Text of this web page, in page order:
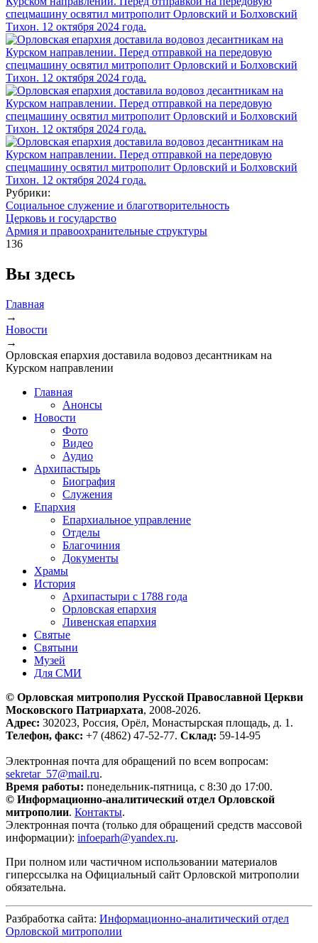
Рубрики:
Социальное служение и благотворительность
Церковь и государство
Армия и правоохранительные структуры
136
Вы здесь
Главная
→
Новости
→
Орловская епархия доставила водовоз десантникам на
Курском направлении
Главная
Анонсы
Новости
Фото
Видео
Аудио
Архипастырь
Биография
Служения
Епархия
Епархиальное управление
Отделы
Благочиния
Документы
Храмы
История
Архипастыри с 1788 года
Орловская епархия
Ливенская епархия
Святые
Святыни
Музей
Для СМИ
© Орловская митрополия Русской Православной Церкви
Московского Патриархата, 2008-2026.
Адрес: 302023, Россия, Орёл, Монастырская площадь, д. 1.
Телефон, факс: +7 (4862) 47-52-77. Склад: 59-14-95
Электронная почта для обращений по всем вопросам:
sekretar_57@mail.ru.
Время работы: понедельник-пятница, с 8:30 до 17:00.
© Информационно-аналитический отдел Орловской
митрополии. Контакты.
Электронная почта (только для обращений средств массовой
информации): infoeparh@yandex.ru.
При полном или частичном использовании материалов
гиперссылка на Официальный сайт Орловской митрополии
обязательна.
Разбработка сайта: Информационно-аналитический отдел
Орловской митрополии